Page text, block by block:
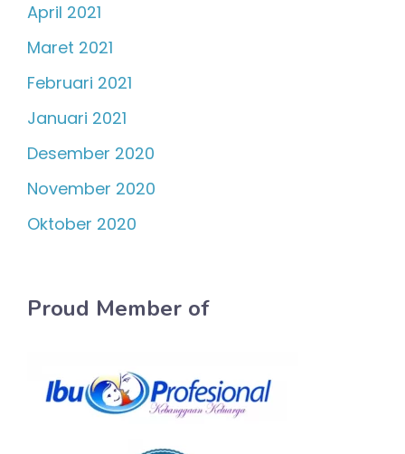
April 2021
Maret 2021
Februari 2021
Januari 2021
Desember 2020
November 2020
Oktober 2020
Proud Member of